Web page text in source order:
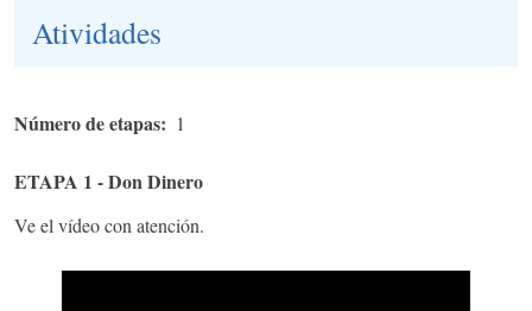
Atividades
Número de etapas 1
ETAPA 1 - Don Dinero
Ve el vídeo con atención.